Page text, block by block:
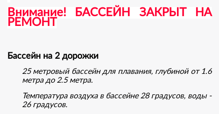
Внимание! БАССЕЙН ЗАКРЫТ НА
РЕМОНТ
Бассейн на 2 дорожки
25 метровый бассейн для плавания, глубиной от 1.6
метра до 2.5 метра.
Температура воздуха в бассейне 28 градусов, воды -
26 градусов.